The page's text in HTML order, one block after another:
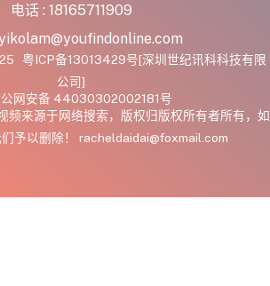
电话 : 18165711909
粤ICP备13013429号[深圳世纪讯科科技有限
公司]
公网安备 44030302002181号
频来源于网络搜索，版权归版权所有者所有，如
予以删除！ racheldaidai@foxmail.com